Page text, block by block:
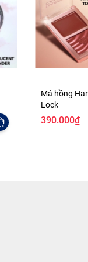
Má hồng
Lock
390.000₫